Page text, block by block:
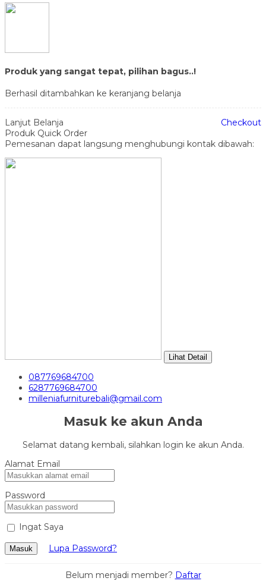
Produk yang sangat tepat, pilihan bagus..!
Berhasil ditambahkan ke keranjang belanja
Lanjut Belanja
Checkout
Produk Quick Order
Pemesanan dapat langsung menghubungi kontak dibawah:
Lihat Detail
087769684700
6287769684700
milleniafurniturebali@gmail.com
Masuk ke akun Anda
Selamat datang kembali, silahkan login ke akun Anda.
Alamat Email
Password
Ingat Saya
Masuk Lupa Password?
Belum menjadi member? Daftar